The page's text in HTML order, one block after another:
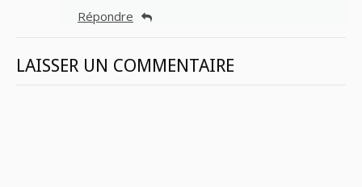
Répondre
LAISSER UN COMMENTAIRE